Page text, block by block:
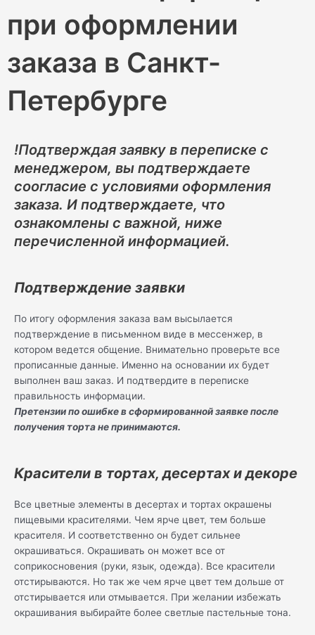
a
m
r
s
e
при оформлении
заказа в Санкт-
Петербурге
!Подтверждая заявку в переписке с
менеджером, вы подтверждаете
соогласие с условиями оформления
заказа. И подтверждаете, что
ознакомлены с важной, ниже
перечисленной информацией.
Подтверждение заявки
По итогу оформления заказа вам высылается
подтверждение в письменном виде в мессенжер, в
котором ведется общение. Внимательно проверьте все
прописанные данные. Именно на основании их будет
выполнен ваш заказ. И подтвердите в переписке
правильность информации.
Претензии по ошибке в сформированной заявке после
получения торта не принимаются.
Красители в тортах, десертах и декоре
Все цветные элементы в десертах и тортах окрашены
пищевыми красителями. Чем ярче цвет, тем больше
красителя. И соответственно он будет сильнее
окрашиваться. Окрашивать он может все от
соприкосновения (руки, язык, одежда). Все красители
отстирываются. Но так же чем ярче цвет тем дольше от
отстирывается или отмывается. При желании избежать
окрашивания выбирайте более светлые пастельные тона.